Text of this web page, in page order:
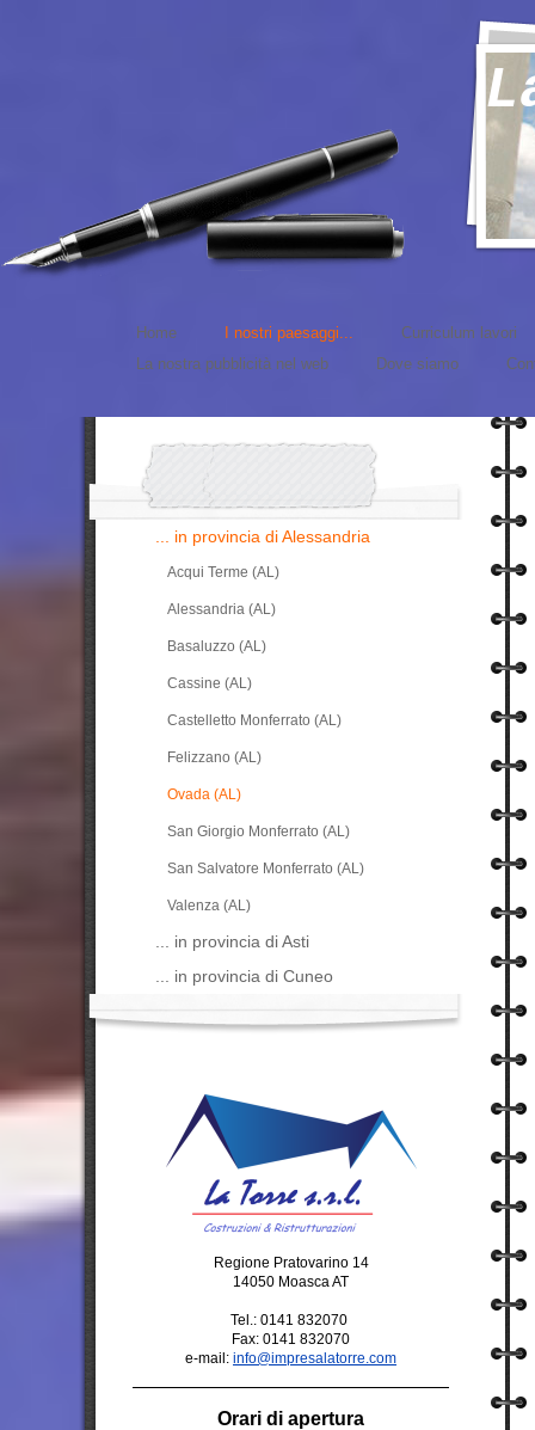
Home I nostri paesaggi...
Curriculum lavori
La nostra pubblicità nel web
Dove siamo
... in provincia di Alessandria
Acqui Terme (AL)
Alessandria (AL)
Basaluzzo (AL)
Cassine (AL)
Castelletto Monferrato (AL)
Felizzano (AL)
Ovada (AL)
San Giorgio Monferrato (AL)
San Salvatore Monferrato (AL)
Valenza (AL)
... in provincia di Asti
... in provincia di Cuneo
Regione Pratovarino 14
14050 Moasca AT
Tel.: 0141 832070
Fax: 0141 832070
e-mail: info@impresalatorre.com
Orari di apertura